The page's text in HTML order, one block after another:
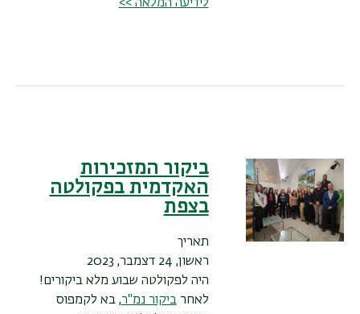
לידיעה המלאה >>
ביקור המזכירות
האקדמית בפקולטה
בצפת
תאריך
ראשון, 24 דצמבר, 2023
היה לפקולטה שבוע מלא ביקורים!
לאחרביקור נמ"ר, בא לקמפוס